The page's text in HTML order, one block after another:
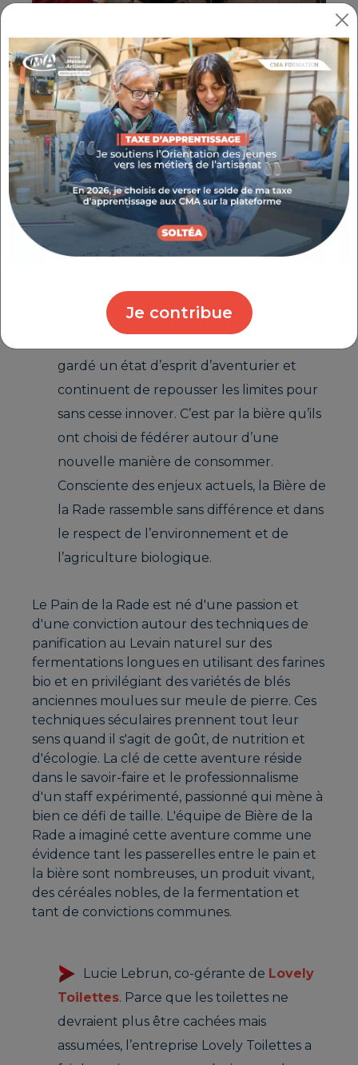
Je contribue
LES ARTISANS ET ACTEURS DU
TERRITOIRE À L'HONNEUR
Pour cette première édition dans le Var, trois
artisan.e.s, une collectivité et une entreprise
partenaire ont été invités à présenter leurs
actions en matière de transition écologique.
Simon Chevillot, cofondateur de
Bière de la Rade, une micro-brasserie
Toulon. Forts de leurs expériences
passées dans le milieu du spectacle, les
gardé un état d’esprit d’aventurier et
continuent de repousser les limites pour
sans cesse innover. C’est par la bière qu’ils
ont choisi de fédérer autour d’une
nouvelle manière de consommer.
Consciente des enjeux actuels, la Bière de
la Rade rassemble sans différence et dans
le respect de l’environnement et de
l’agriculture biologique.
Le Pain de la Rade est né d'une passion et
d'une conviction autour des techniques de
panification au Levain naturel sur des
fermentations longues en utilisant des farines
bio et en privilégiant des variétés de blés
anciennes moulues sur meule de pierre. Ces
techniques séculaires prennent tout leur
sens quand il s'agit de goût, de nutrition et
d'écologie. La clé de cette aventure réside
dans le savoir-faire et le professionnalisme
d'un staff expérimenté, passionné qui mène à
bien ce défi de taille. L'équipe de Bière de la
Rade a imaginé cette aventure comme une
évidence tant les passerelles entre le pain et
la bière sont nombreuses, un produit vivant,
des céréales nobles, de la fermentation et
tant de convictions communes.
Lucie Lebrun, co-gérante de Lovely
Toilettes. Parce que les toilettes ne
devraient plus être cachées mais
assumées, l’entreprise Lovely Toilettes a